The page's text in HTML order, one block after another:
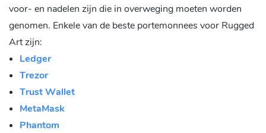
voor- en nadelen zijn die in overweging moeten worden
genomen. Enkele van de beste portemonnees voor Rugged
Art zijn:
Ledger
Trezor
Trust Wallet
MetaMask
Phantom